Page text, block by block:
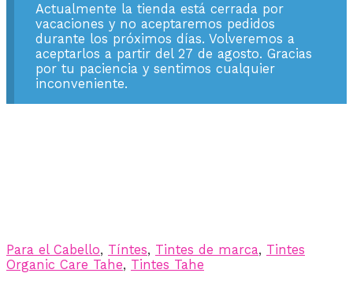
Actualmente la tienda está cerrada por
vacaciones y no aceptaremos pedidos
durante los próximos días. Volveremos a
aceptarlos a partir del 27 de agosto. Gracias
por tu paciencia y sentimos cualquier
inconveniente.
Para el Cabello, Tíntes, Tintes de marca, Tintes
Organic Care Tahe, Tintes Tahe